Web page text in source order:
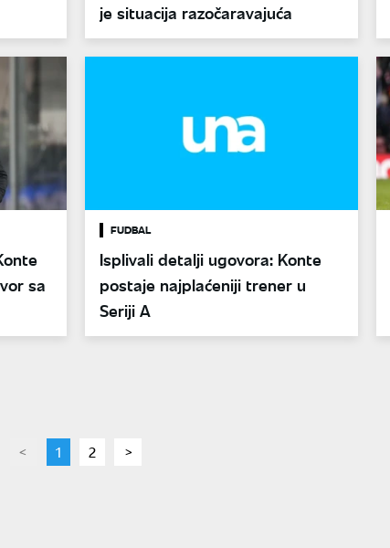
je situacija razočaravajuća
sa
FUDBAL
Isplivali detalji ugovora: Konte
postaje najplaćeniji trener u
Seriji A
pageYou're
1 page
2 page